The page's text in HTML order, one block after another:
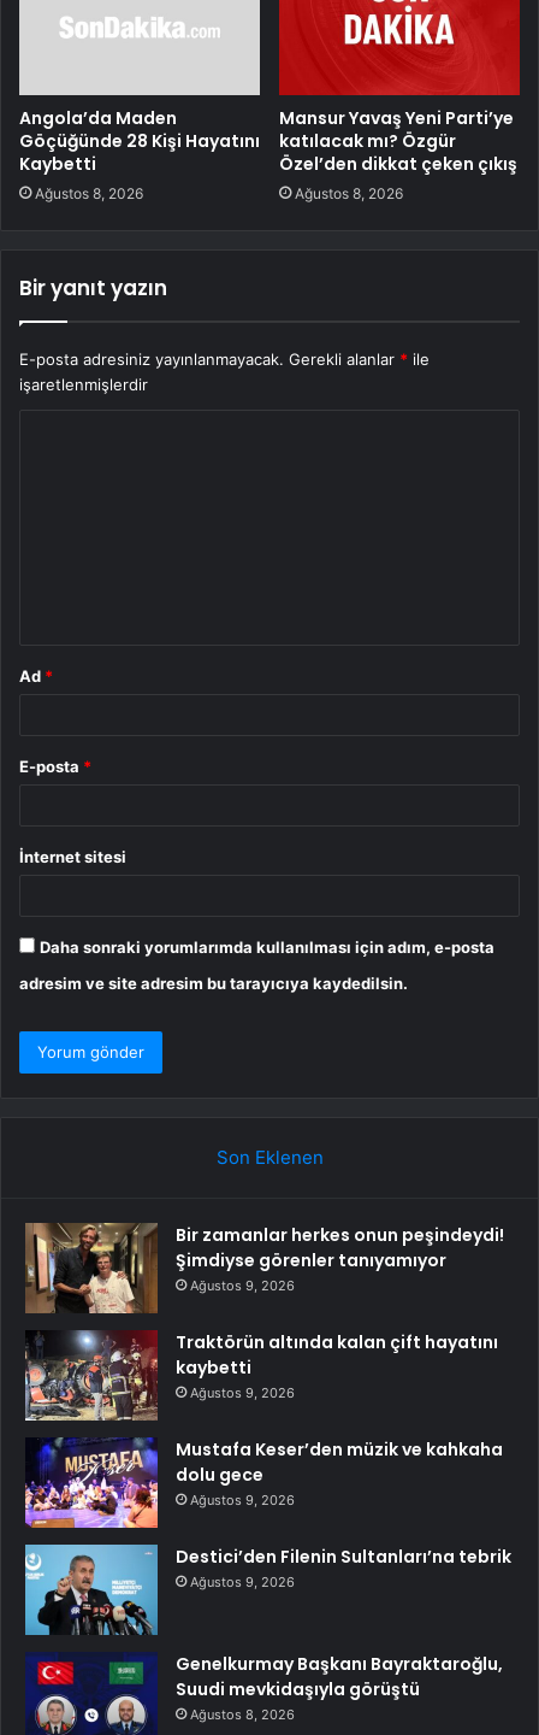
Angola’da Maden
Göçüğünde 28 Kişi Hayatını
Kaybetti
Ağustos 8, 2026
Mansur Yavaş Yeni Parti’ye
katılacak mı? Özgür
Özel’den dikkat çeken çıkış
Ağustos 8, 2026
Bir yanıt yazın
E-posta adresiniz yayınlanmayacak. Gerekli alanlar * ile
işaretlenmişlerdir
Ad *
E-posta *
İnternet sitesi
Daha sonraki yorumlarımda kullanılması için adım, e-posta
adresim ve site adresim bu tarayıcıya kaydedilsin.
Son Eklenen
Bir zamanlar herkes onun peşindeydi!
Şimdiyse görenler tanıyamıyor
Ağustos 9, 2026
Traktörün altında kalan çift hayatını
kaybetti
Ağustos 9, 2026
Mustafa Keser’den müzik ve kahkaha
dolu gece
Ağustos 9, 2026
Destici’den Filenin Sultanları’na tebrik
Ağustos 9, 2026
Genelkurmay Başkanı Bayraktaroğlu,
Suudi mevkidaşıyla görüştü
Ağustos 8, 2026